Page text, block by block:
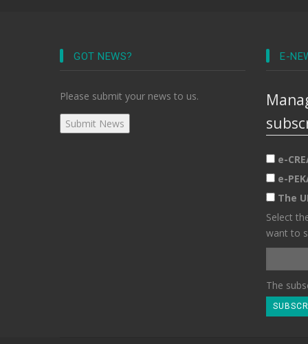
GOT NEWS?
Please submit your news to us.
E-
e-
e-
The
Select
want to
The